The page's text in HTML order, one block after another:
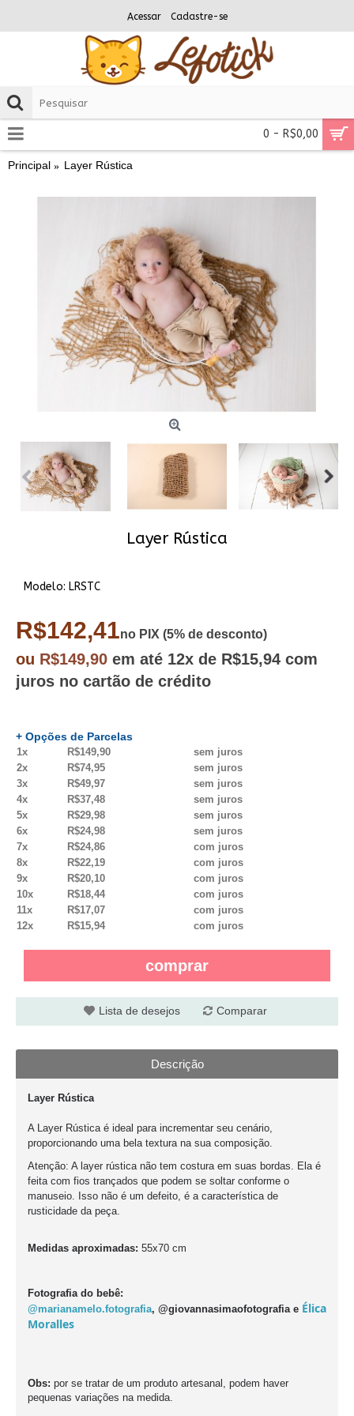
Acessar Cadastre-se
0 - R$0,00
Principal Layer Rústica
Layer Rústica
Modelo: LRSTC
R$142,41no PIX (5% de desconto)
ou R$149,90 em até 12x de R$15,94 com
juros no cartão de crédito
+ Opções de Parcelas
1x R$149,90
sem juros
2x
R$74,95
sem juros
3x
R$49,97
sem juros
4x
R$37,48
sem juros
5x
R$29,98
sem juros
6x
R$24,98
sem juros
7x
R$24,86
com juros
8x
R$22,19
com juros
9x
R$20,10
com juros
10x
R$18,44
com juros
11x
R$17,07
com juros
12x
R$15,94 com juros
comprar
Lista de desejos Comparar
Descrição
Layer Rústica
A Layer Rústica é ideal para incrementar seu cenário,
proporcionando uma bela textura na sua composição.
Atenção: A layer rústica não tem costura em suas bordas. Ela é
feita com fios trançados que podem se soltar conforme o
manuseio. Isso não é um defeito, é a característica de
rusticidade da peça.
Medidas aproximadas: 55x70 cm
Fotografia do bebê:
@marianamelo.fotografia, @giovannasimaofotografia e Élica
Moralles
Obs: por se tratar de um produto artesanal, podem haver
pequenas variações na medida.